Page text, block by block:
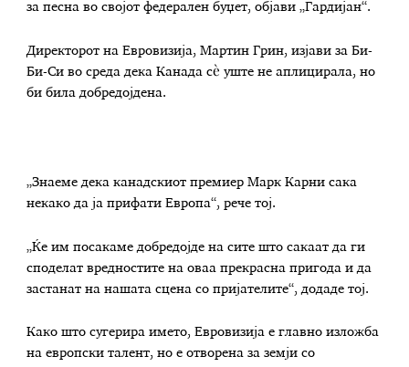
за песна во својот федерален буџет, објави „Гардијан“.
Директорот на Евровизија, Мартин Грин, изјави за Би-
Би-Си во среда дека Канада сè уште не аплицирала, но
би била добредојдена.
„Знаеме дека канадскиот премиер Марк Карни сака
некако да ја прифати Европа“, рече тој.
„Ќе им посакаме добредојде на сите што сакаат да ги
споделат вредностите на оваа прекрасна пригода и да
застанат на нашата сцена со пријателите“, додаде тој.
Како што сугерира името, Евровизија е главно изложба
на европски талент, но е отворена за земји со